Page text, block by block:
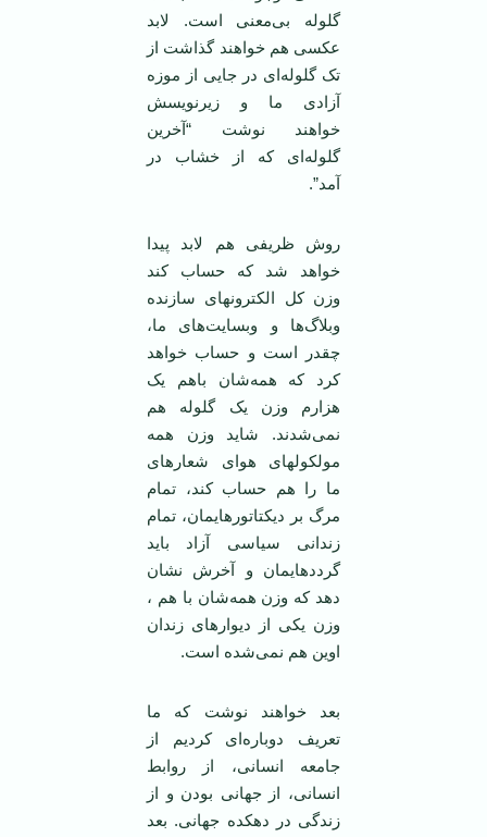
گلوله بی‌معنی است. لابد
عکسی هم خواهند گذاشت از
تک گلوله‌ای در جایی از موزه
آزادی ما و زیرنویسش
خواهند نوشت “آخرین
گلوله‌ای که از خشاب در
آمد”.
روش ظریفی هم لابد پیدا
خواهد شد که حساب کند
وزن کل الکترونهای سازنده
وبلاگ‌ها و وبسایت‌های ما،
چقدر است و حساب خواهد
کرد که همه‌شان باهم یک
هزارم وزن یک گلوله هم
نمی‌شدند. شاید وزن همه
مولکولهای هوای شعارهای
ما را هم حساب کند، تمام
مرگ بر دیکتاتورهایمان، تمام
زندانی سیاسی آزاد باید
گردد‌هایمان و آخرش نشان
دهد که وزن همه‌شان با هم ،
وزن یکی از دیوارهای زندان
اوین هم نمی‌شده است.
بعد خواهند نوشت که ما
تعریف دوباره‌ای کردیم از
جامعه انسانی، از روابط
انسانی، از جهانی بودن و از
زندگی در دهکده جهانی. بعد